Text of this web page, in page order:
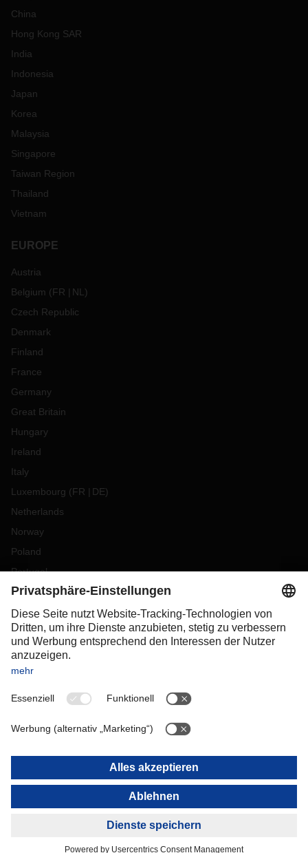
China
Hong Kong SAR
India
Indonesia
Japan
Korea
Malaysia
Singapore
Taiwan Region
Thailand
Vietnam
EUROPE
Austria
Belgium (FR NL )
Czech Republic
Denmark
Finland
France
Germany
Great Britain
Hungary
Ireland
Italy
Luxembourg (FR DE)
Netherlands
Norway
Poland
Portugal
Romania
Slovakia
Spain
Sweden
Switzerland
OCEANIA